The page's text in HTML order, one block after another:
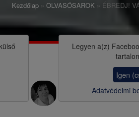
Kezdőlap OLVASÓSAROK ÉBREDJ!
Legyen a(z)
Igen
Adatvédelmi